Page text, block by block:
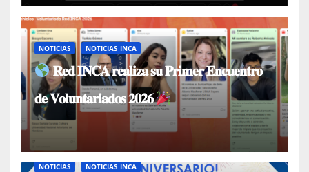
NOTICIAS NOTICIAS INCA
𝐑𝐞𝐝 𝐈𝐍𝐂𝐀 𝐫𝐞𝐚𝐥𝐢𝐳𝐚 𝐬𝐮 𝐏𝐫𝐢𝐦𝐞𝐫 𝐄𝐧𝐜𝐮𝐞𝐧𝐭𝐫𝐨
𝐝𝐞 𝐕𝐨𝐥𝐮𝐧𝐭𝐚𝐫𝐢𝐚𝐝𝐨𝐬 𝟐𝟎𝟐𝟔
NOTICIAS NOTICIAS INCA